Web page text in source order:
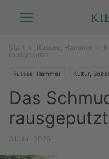
Start Russee, Hammer
rausgeputzt
Russee, Hammer Kultur,
Das
rausgeputzt
31. Juli 2025